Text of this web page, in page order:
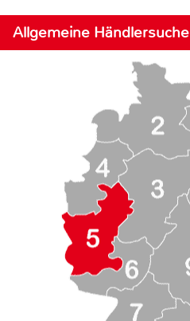
Allgemeine Händlersuche